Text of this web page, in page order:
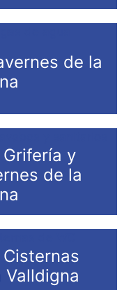
de la
y
de la
Valldigna